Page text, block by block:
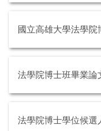
國立高雄大學法學
法學院博士班畢業論
法學院博士學位候選